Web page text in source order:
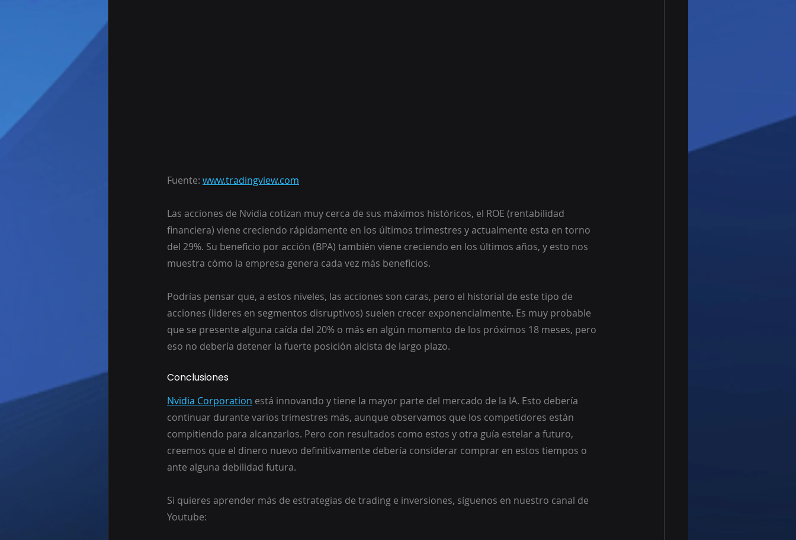
Fuente: www.tradingview.com
Las acciones de Nvidia cotizan muy cerca de sus máximos históricos, el ROE (rentabilidad
financiera) viene creciendo rápidamente en los últimos trimestres y actualmente esta en torno
del 29%. Su beneficio por acción (BPA) también viene creciendo en los últimos años, y esto nos
muestra cómo la empresa genera cada vez más beneficios.
Podrías pensar que, a estos niveles, las acciones son caras, pero el historial de este tipo de
acciones (lideres en segmentos disruptivos) suelen crecer exponencialmente. Es muy probable
que se presente alguna caída del 20% o más en algún momento de los próximos 18 meses, pero
eso no debería detener la fuerte posición alcista de largo plazo.
Conclusiones
Nvidia Corporation está innovando y tiene la mayor parte del mercado de la IA. Esto debería
continuar durante varios trimestres más, aunque observamos que los competidores están
compitiendo para alcanzarlos. Pero con resultados como estos y otra guía estelar a futuro,
creemos que el dinero nuevo definitivamente debería considerar comprar en estos tiempos o
ante alguna debilidad futura.
Si quieres aprender más de estrategias de trading e inversiones, síguenos en nuestro canal de
Youtube: